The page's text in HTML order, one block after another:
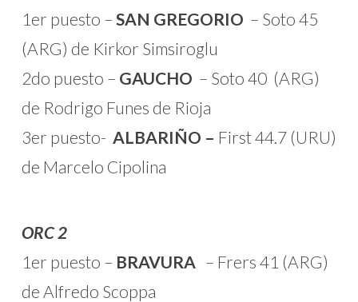
1er puesto – SAN GREGORIO – Soto 45
(ARG) de Kirkor Simsiroglu
2do puesto – GAUCHO – Soto 40 (ARG)
de Rodrigo Funes de Rioja
3er puesto- ALBARIÑO – First 44.7 (URU)
de Marcelo Cipolina
ORC 2
1er puesto – BRAVURA – Frers 41 (ARG)
de Alfredo Scoppa